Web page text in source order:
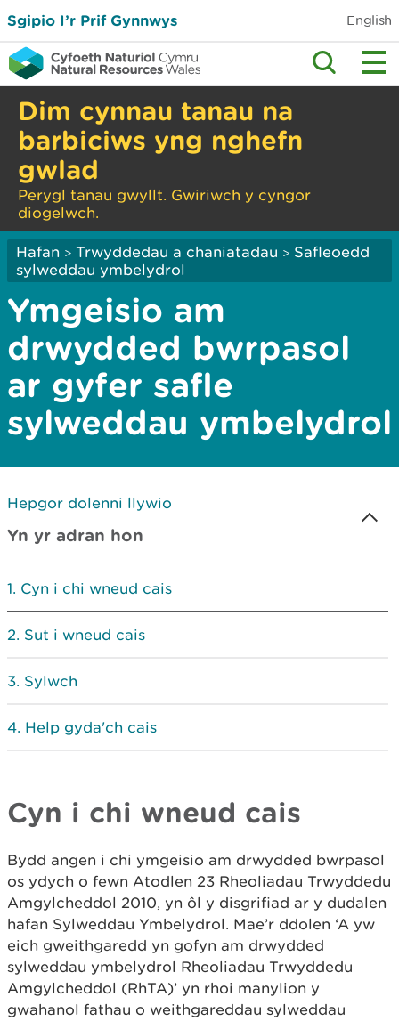
Sgipio I’r Prif Gynnwys English
Dim cynnau tanau na
barbiciws yng nghefn
gwlad
Perygl tanau gwyllt. Gwiriwch y cyngor
diogelwch.
Hafan > Trwyddedau a chaniatadau > Safleoedd
sylweddau ymbelydrol
Ymgeisio am
drwydded bwrpasol
ar gyfer safle
sylweddau ymbelydrol
Hepgor dolenni llywio
Yn yr adran hon
Cyn i chi wneud cais
Sut i wneud cais
Sylwch
Help gyda'ch cais
Cyn i chi wneud cais
Bydd angen i chi ymgeisio am drwydded bwrpasol
os ydych o fewn Atodlen 23 Rheoliadau Trwyddedu
Amgylcheddol 2010, yn ôl y disgrifiad ar y dudalen
hafan Sylweddau Ymbelydrol. Mae’r ddolen ‘A yw
eich gweithgaredd yn gofyn am drwydded
sylweddau ymbelydrol Rheoliadau Trwyddedu
Amgylcheddol (RhTA)’ yn rhoi manylion y
gwahanol fathau o weithgareddau sylweddau